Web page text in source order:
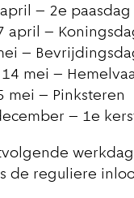
– 2e paasdag
april –
–
mei –
mei – Pinksteren
– 1e
de reguliere